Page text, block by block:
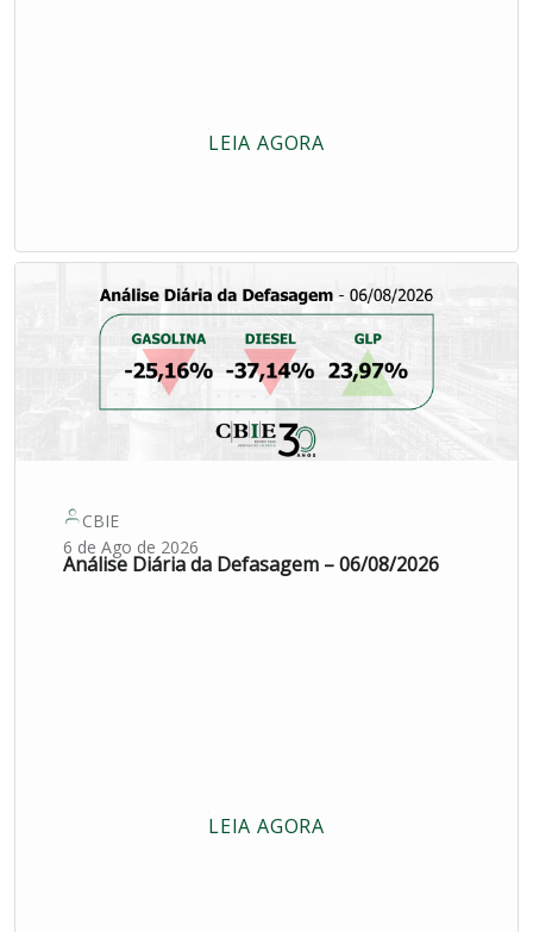
LEIA AGORA
CBIE
6 de Ago de 2026
Análise Diária da Defasagem – 06/08/2026
LEIA AGORA